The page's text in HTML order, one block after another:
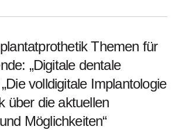
Themen für
„Digitale dentale
volldigitale Implantologie
über die aktuellen
Möglichkeiten“